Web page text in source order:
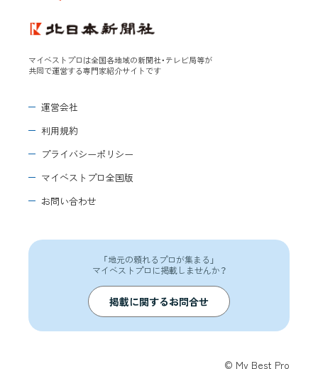
マイベストプロは全国各地域の新聞社・テレビ局等が
共同で運営する専門家紹介サイトです
運営会社
利用規約
プライバシーポリシー
マイベストプロ全国版
お問い合わせ
「地元の頼れるプロが集まる」
マイベストプロに掲載しませんか？
掲載に関するお問合せ
© My Best Pro